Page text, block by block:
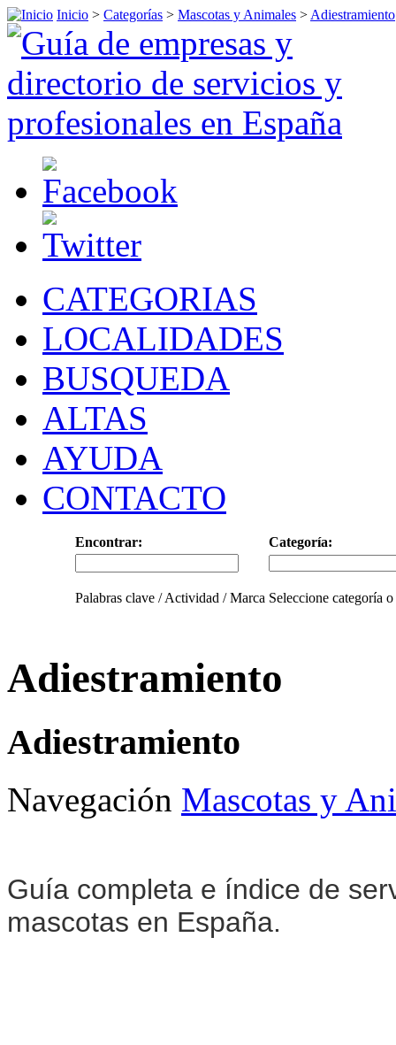
Inicio > Categorías > Mascotas y Animales > Adiestramiento
CATEGORIAS
LOCALIDADES
BUSQUEDA
ALTAS
AYUDA
CONTACTO
Encontrar: Categoría:
Palabras clave / Actividad / Marca Seleccione categoría
Adiestramiento
Adiestramiento
Navegación Mascotas y
Guía completa e índice de
mascotas en España.